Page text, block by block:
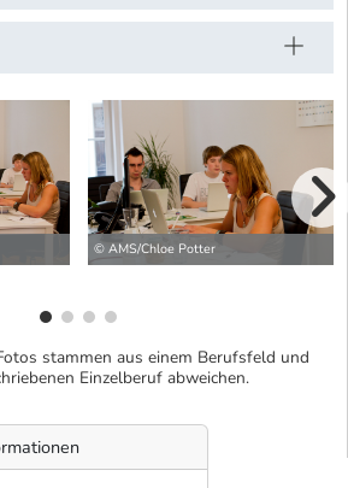
© AMS/Chloe Potter
stammen aus einem Berufsfeld und
Einzelberuf abweichen.